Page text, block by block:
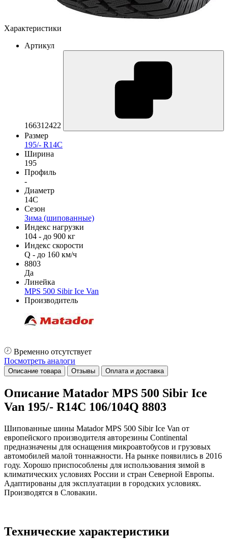
Характеристики
Артикул
166312422
Размер
195/- R14C
Ширина
195
Профиль
-
Диаметр
14C
Сезон
Зима (шипованные)
Индекс нагрузки
104 - до 900 кг
Индекс скорости
Q - до 160 км/ч
8803
Да
Линейка
MPS 500 Sibir Ice Van
Производитель
Временно отсутствует
Посмотреть аналоги
Описание товара Отзывы Оплата и доставка
Описание Matador MPS 500 Sibir Ice
Van 195/- R14C 106/104Q 8803
Шипованные шины Matador MPS 500 Sibir Ice Van от
европейского производителя авторезины Continental
предназначены для оснащения микроавтобусов и грузовых
автомобилей малой тоннажности. На рынке появились в 2016
году. Хорошо приспособлены для использования зимой в
климатических условиях России и стран Северной Европы.
Адаптированы для эксплуатации в городских условиях.
Производятся в Словакии.
Технические характеристики